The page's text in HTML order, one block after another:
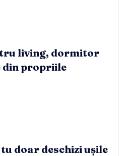
living, dormitor
din propriile
doar deschizi ușile